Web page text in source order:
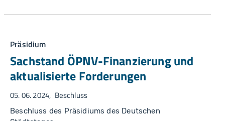
Präsidium
Sachstand ÖPNV-Finanzierung und
aktualisierte Forderungen
05. 06. 2024 Beschluss
Beschluss des Präsidiums des Deutschen